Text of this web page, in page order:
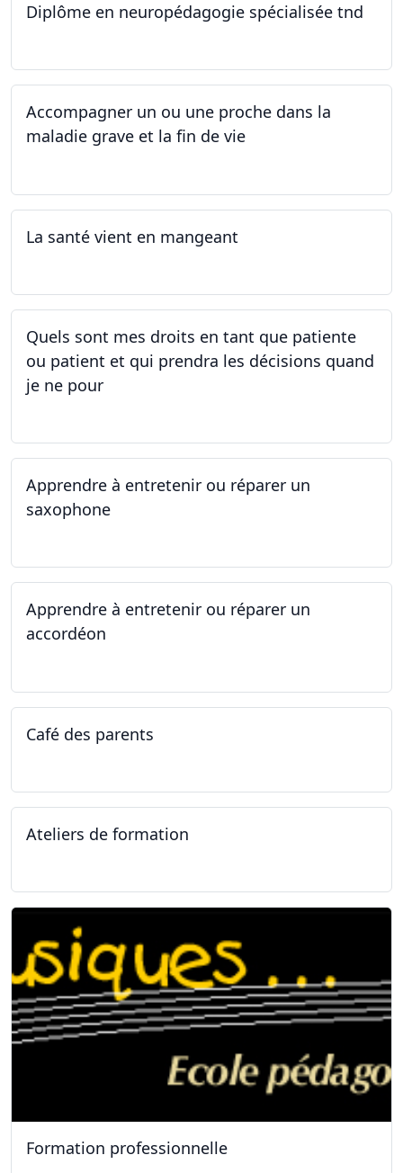
Diplôme en neuropédagogie spécialisée tnd
Accompagner un ou une proche dans la
maladie grave et la fin de vie
La santé vient en mangeant
Quels sont mes droits en tant que patiente
ou patient et qui prendra les décisions quand
je ne pour
Apprendre à entretenir ou réparer un
saxophone
Apprendre à entretenir ou réparer un
accordéon
Café des parents
Ateliers de formation
Formation professionnelle